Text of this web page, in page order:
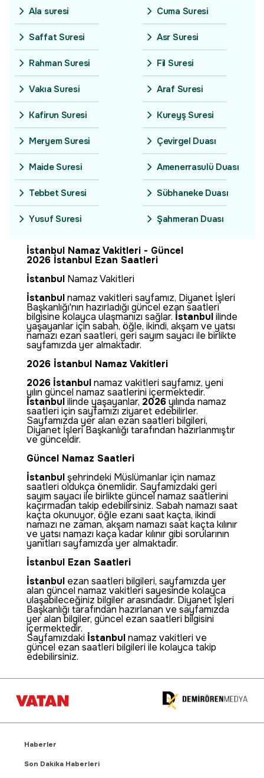
Ala suresi
Saffat Suresi
Rahman Suresi
Vakıa Suresi
Kafirun Suresi
Meryem Suresi
Maide Suresi
Tebbet Suresi
Yusuf Suresi
Cuma Suresi
Asr Suresi
Fil Suresi
Araf Suresi
Kureyş Suresi
Çevirgel Duası
Amenerrasulü Duası
Sübhaneke Duası
Şahmeran Duası
İstanbul Namaz Vakitleri - Güncel
2026 İstanbul Ezan Saatleri
İstanbul Namaz Vakitleri
İstanbulnamaz vakitleri sayfamız, Diyanet İşleri
Başkanlığı'nın hazırladığı güncel ezan saatleri
bilgisine kolayca ulaşmanızı sağlar. İstanbulilinde
yaşayanlar için sabah, öğle, ikindi, akşam ve yatsı
namazı ezan saatleri, geri sayım sayacı ile birlikte
sayfamızda yer almaktadır.
2026 İstanbul Namaz Vakitleri
2026 İstanbulnamaz vakitleri sayfamız, yeni
yılın güncel namaz saatlerini içermektedir.
İstanbulilinde yaşayanlar, 2026yılında namaz
saatleri için sayfamızı ziyaret edebilirler.
Sayfamızda yer alan ezan saatleri bilgileri,
Diyanet İşleri Başkanlığı tarafından hazırlanmıştır
ve günceldir.
Güncel Namaz Saatleri
İstanbulşehrindeki Müslümanlar için namaz
saatleri oldukça önemlidir. Sayfamızdaki geri
sayım sayacı ile birlikte güncel namaz saatlerini
kaçırmadan takip edebilirsiniz. Sabah namazı saat
kaçta okunuyor, öğle ezanı saat kaçta, ikindi
namazı ne zaman, akşam namazı saat kaçta kılınır
ve yatsı namazı kaça kadar kılınır gibi sorularının
yanıtları sayfamızda yer almaktadır.
İstanbul Ezan Saatleri
İstanbul ezan saatleri bilgileri, sayfamızda yer
alan güncel namaz vakitleri sayesinde kolayca
ulaşabileceğiniz bilgiler arasındadır. Diyanet İşleri
Başkanlığı tarafından hazırlanan ve sayfamızda
yer alan bilgiler, güncel ezan saatleri bilgisini
içermektedir.
Sayfamızdaki İstanbulnamaz vakitleri ve
güncel ezan saatleri bilgileri ile kolayca takip
edebilirsiniz.
Haberler
Son Dakika Haberleri